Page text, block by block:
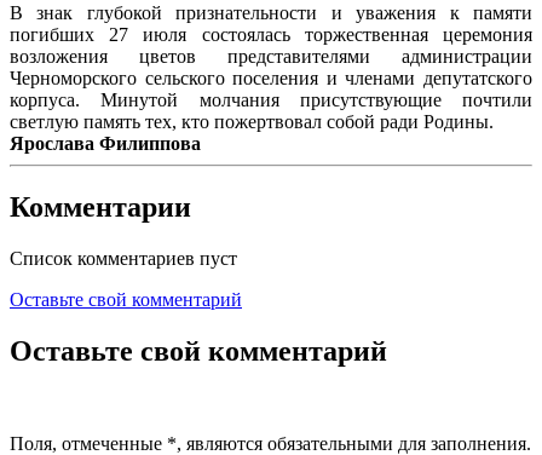
В знак глубокой признательности и уважения к памяти
погибших 27 июля состоялась торжественная церемония
возложения цветов представителями администрации
Черноморского сельского поселения и членами депутатского
корпуса. Минутой молчания присутствующие почтили
светлую память тех, кто пожертвовал собой ради Родины.
Ярослава Филиппова
Комментарии
Список комментариев пуст
Оставьте свой комментарий
Оставьте свой комментарий
Поля, отмеченные *, являются обязательными для заполнения.